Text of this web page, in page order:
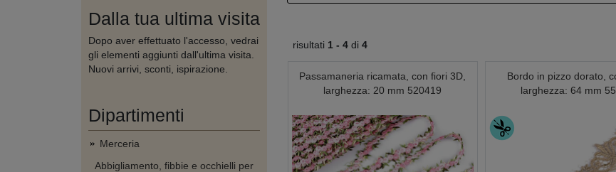
Dalla tua ultima visita
Dopo aver effettuato l'accesso, vedrai
gli elementi aggiunti dall'ultima visita.
Nuovi arrivi, sconti, ispirazione.
Dipartimenti
Merceria
Abbigliamento, fibbie e occhielli per
risultati 1 - 4 di 4
Passamaneria ricamata, con fiori 3D,
larghezza: 20 mm 520419
Bordo in pizzo dorato,
larghezza: 64 mm